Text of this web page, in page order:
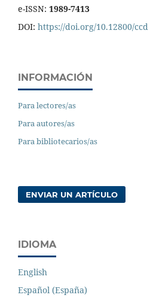
e-ISSN: 1989-7413
DOI: https://doi.org/10.12800/ccd
INFORMACIÓN
Para lectores/as
Para autores/as
Para bibliotecarios/as
ENVIAR UN ARTÍCULO
IDIOMA
English
Español (España)